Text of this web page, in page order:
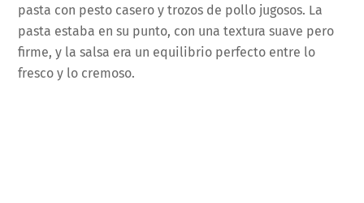
pasta con pesto casero y trozos de pollo jugosos. La
pasta estaba en su punto, con una textura suave pero
firme, y la salsa era un equilibrio perfecto entre lo
fresco y lo cremoso.